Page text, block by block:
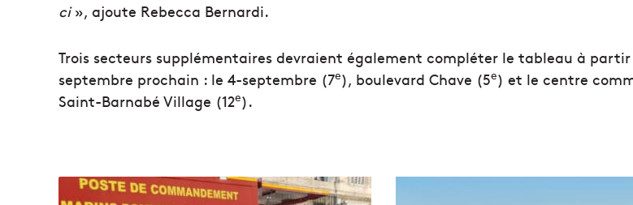
ci», ajoute Rebecca Bernardi.
Trois secteurs supplémentaires devraient également compléter le tableau à partir
septembre prochain : le 4-septembre (7e), boulevard Chave (5e) et le centre
Saint-Barnabé Village (12e).